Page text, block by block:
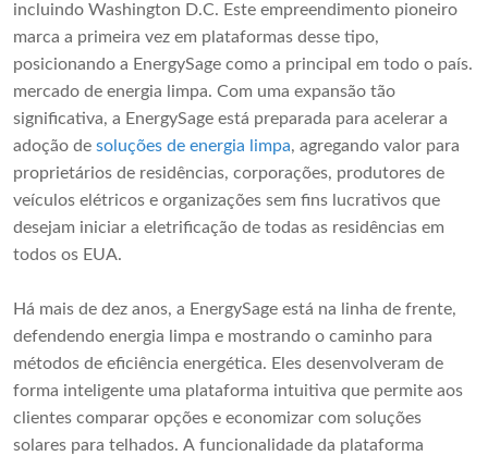
incluindo Washington D.C. Este empreendimento pioneiro
marca a primeira vez em plataformas desse tipo,
posicionando a EnergySage como a principal em todo o país.
mercado de energia limpa. Com uma expansão tão
significativa, a EnergySage está preparada para acelerar a
adoção de soluções de energia limpa, agregando valor para
proprietários de residências, corporações, produtores de
veículos elétricos e organizações sem fins lucrativos que
desejam iniciar a eletrificação de todas as residências em
todos os EUA.
Há mais de dez anos, a EnergySage está na linha de frente,
defendendo energia limpa e mostrando o caminho para
métodos de eficiência energética. Eles desenvolveram de
forma inteligente uma plataforma intuitiva que permite aos
clientes comparar opções e economizar com soluções
solares para telhados. A funcionalidade da plataforma